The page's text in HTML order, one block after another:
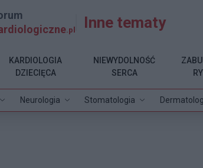
.pl Inne tematy
Neurologia Stomatologia
KARDIOLOGIA
DZIECIĘCA
NIEWYDOLNOŚĆ
SERCA